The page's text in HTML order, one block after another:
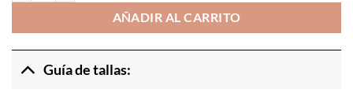
AÑADIR AL CARRITO
Guía de tallas: